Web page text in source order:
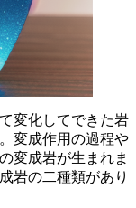
変化してできた岩
変成作用の過程や
変成岩が生まれま
岩の二種類があり